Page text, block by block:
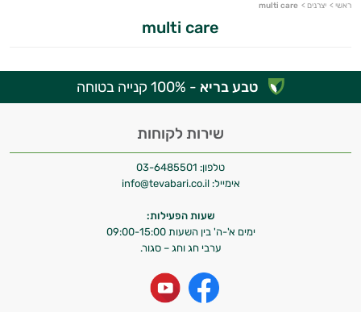
ראשי > יצרנים >
multi care
multi care
טבע בריא - 100% קנייה בטוחה
שירות לקוחות
טלפון: 03-6485501
אימייל: info@tevabari.co.il
שעות הפעילות:
ימים א'-ה' בין השעות 09:00-15:00
ערבי חג וחג – סגור.
אני יועץ הבריאות האישי AI של טבע בריא.
התשובות שלי מבוססות על מאגרי מידע קליניים
וספרות מקצועית בתחומי הרפואה הטבעית
אני כאן כדי לעזור לך להתאים את תוספי
התזונה ומוצרי הבריאות המדויקים למטרות
עובדים יחד כדי למקסם תוצאות גם בחיי היום
יום וגם בתחום הכושר והספורט.